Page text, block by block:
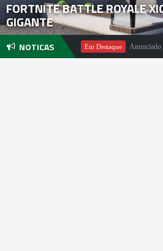
FORTNITE BATTLE ROYALE
GIGANTE
NOTICAS
Pachter Em Destaque Anunciado